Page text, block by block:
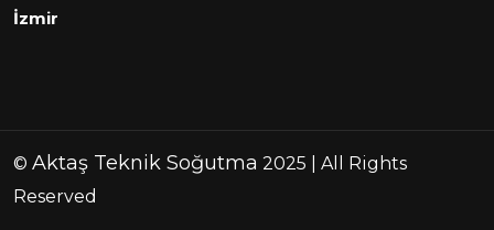
İzmir
© Aktaş Teknik Soğutma 2025 | All Rights
Reserved